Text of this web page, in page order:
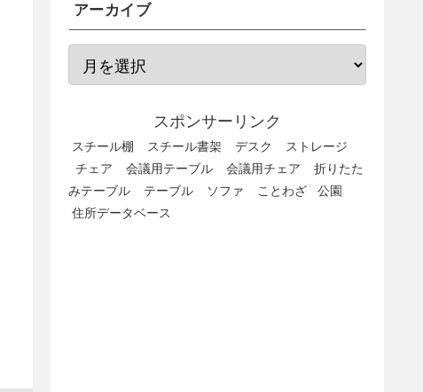
アーカイブ
スポンサーリンク
スチール棚 スチール書架 デスク
ストレージ
チェア
会議用テーブル 会議用チェア
折りたた
みテーブル
テーブル ソファ ことわざ
公園
住所データベース